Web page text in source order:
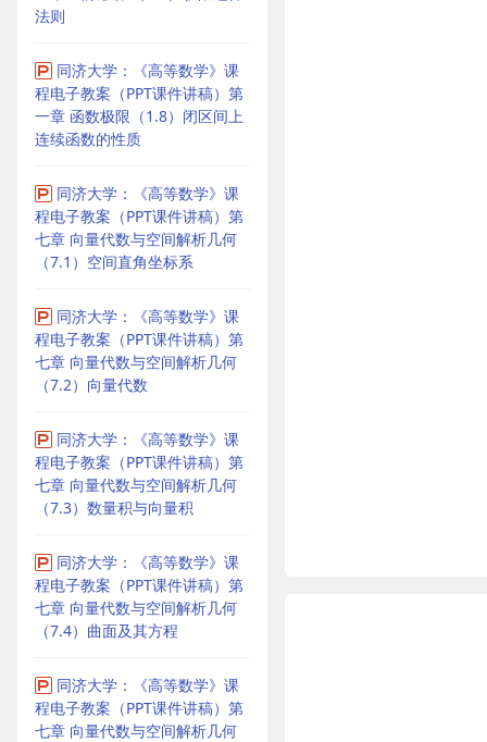
法则
同济大学：《高等数学》课
程电子教案（PPT课件讲稿）第
一章 函数极限（1.8）闭区间上
连续函数的性质
同济大学：《高等数学》课
程电子教案（PPT课件讲稿）第
七章 向量代数与空间解析几何
（7.1）空间直角坐标系
同济大学：《高等数学》课
程电子教案（PPT课件讲稿）第
七章 向量代数与空间解析几何
（7.2）向量代数
同济大学：《高等数学》课
程电子教案（PPT课件讲稿）第
七章 向量代数与空间解析几何
（7.3）数量积与向量积
同济大学：《高等数学》课
程电子教案（PPT课件讲稿）第
七章 向量代数与空间解析几何
（7.4）曲面及其方程
同济大学：《高等数学》课
程电子教案（PPT课件讲稿）第
七章 向量代数与空间解析几何